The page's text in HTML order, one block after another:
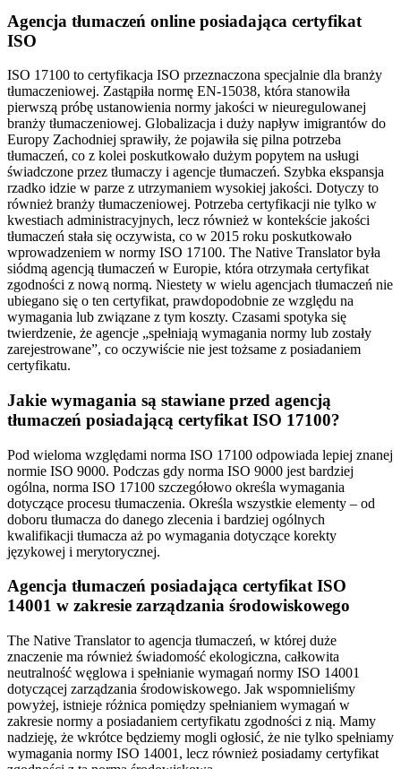
Agencja tłumaczeń online posiadająca certyfikat
ISO
ISO 17100 to certyfikacja ISO przeznaczona specjalnie dla branży
tłumaczeniowej. Zastąpiła normę EN-15038, która stanowiła
pierwszą próbę ustanowienia normy jakości w nieuregulowanej
branży tłumaczeniowej. Globalizacja i duży napływ imigrantów do
Europy Zachodniej sprawiły, że pojawiła się pilna potrzeba
tłumaczeń, co z kolei poskutkowało dużym popytem na usługi
świadczone przez tłumaczy i agencje tłumaczeń. Szybka ekspansja
rzadko idzie w parze z utrzymaniem wysokiej jakości. Dotyczy to
również branży tłumaczeniowej. Potrzeba certyfikacji nie tylko w
kwestiach administracyjnych, lecz również w kontekście jakości
tłumaczeń stała się oczywista, co w 2015 roku poskutkowało
wprowadzeniem w normy ISO 17100. The Native Translator była
siódmą agencją tłumaczeń w Europie, która otrzymała certyfikat
zgodności z nową normą. Niestety w wielu agencjach tłumaczeń nie
ubiegano się o ten certyfikat, prawdopodobnie ze względu na
wymagania lub związane z tym koszty. Czasami spotyka się
twierdzenie, że agencje „spełniają wymagania normy lub zostały
zarejestrowane”, co oczywiście nie jest tożsame z posiadaniem
certyfikatu.
Jakie wymagania są stawiane przed agencją
tłumaczeń posiadającą certyfikat ISO 17100?
Pod wieloma względami norma ISO 17100 odpowiada lepiej znanej
normie ISO 9000. Podczas gdy norma ISO 9000 jest bardziej
ogólna, norma ISO 17100 szczegółowo określa wymagania
dotyczące procesu tłumaczenia. Określa wszystkie elementy – od
doboru tłumacza do danego zlecenia i bardziej ogólnych
kwalifikacji tłumacza aż po wymagania dotyczące korekty
językowej i merytorycznej.
Agencja tłumaczeń posiadająca certyfikat ISO
14001 w zakresie zarządzania środowiskowego
The Native Translator to agencja tłumaczeń, w której duże
znaczenie ma również świadomość ekologiczna, całkowita
neutralność węglowa i spełnianie wymagań normy ISO 14001
dotyczącej zarządzania środowiskowego. Jak wspomnieliśmy
powyżej, istnieje różnica pomiędzy spełnianiem wymagań w
zakresie normy a posiadaniem certyfikatu zgodności z nią. Mamy
nadzieję, że wkrótce będziemy mogli ogłosić, że nie tylko spełniamy
wymagania normy ISO 14001, lecz również posiadamy certyfikat